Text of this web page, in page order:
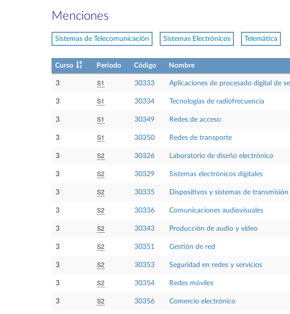
Menciones
Sistemas de Telecomunicación Sistemas Electrónicos Telemática
Curso Periodo Código Nombre
3 S1 30333 Aplicaciones de procesado digital de
3 S1 30334 Tecnologías de radiofrecuencia
3 S1 30349 Redes de acceso
3 S1 30350 Redes de transporte
3 S2 30326 Laboratorio de diseño electrónico
3 S2 30329 Sistemas electrónicos digitales
3 S2 30335 Dispositivos y sistemas de
3 S2 30336 Comunicaciones audiovisuales
3 S2 30343 Producción de audio y vídeo
3 S2 30351 Gestión de red
3 S2 30353 Seguridad en redes y servicios
3 S2 30354 Redes móviles
3 S2 30356 Comercio electrónico